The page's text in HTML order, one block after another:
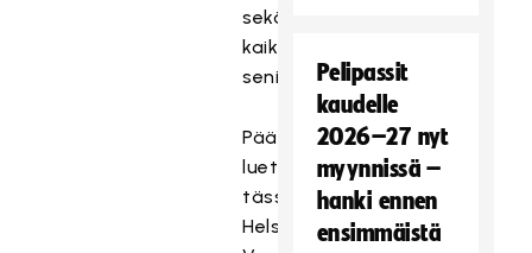
sekä
kaikki
seniorisarjat.
Pääkaupunkiseuduksi
luetaan
tässä
Helsinki,
Pelipassit
kaudelle
2026–27 nyt
myynnissä –
hanki ennen
ensimmäistä